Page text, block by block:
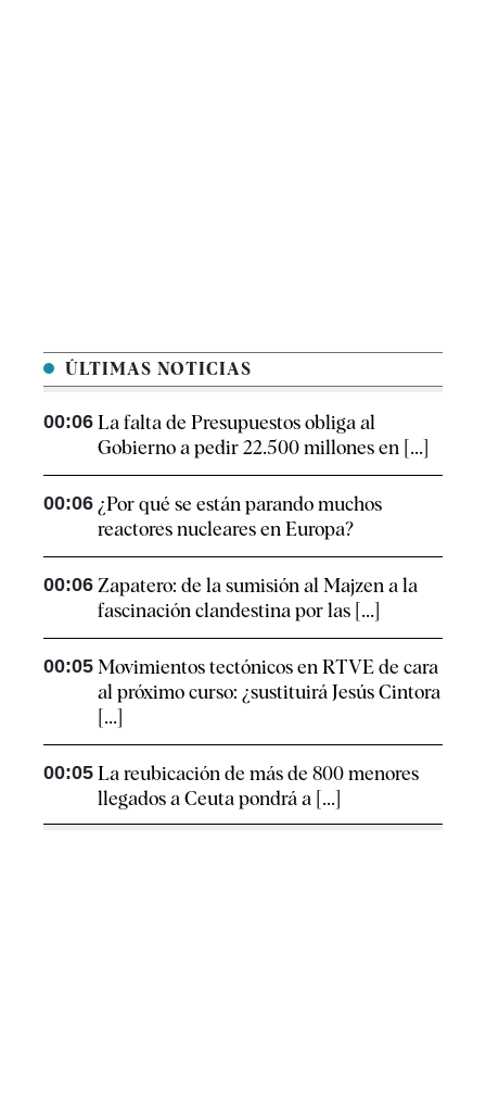
ÚLTIMAS NOTICIAS
00:06 La falta de Presupuestos obliga al
Gobierno a pedir 22.500 millones en [...]
00:06 ¿Por qué se están parando muchos
reactores nucleares en Europa?
00:06 Zapatero: de la sumisión al Majzen a la
fascinación clandestina por las [...]
00:05 Movimientos tectónicos en RTVE de cara
al próximo curso: ¿sustituirá Jesús Cintora
[...]
00:05 La reubicación de más de 800 menores
llegados a Ceuta pondrá a [...]